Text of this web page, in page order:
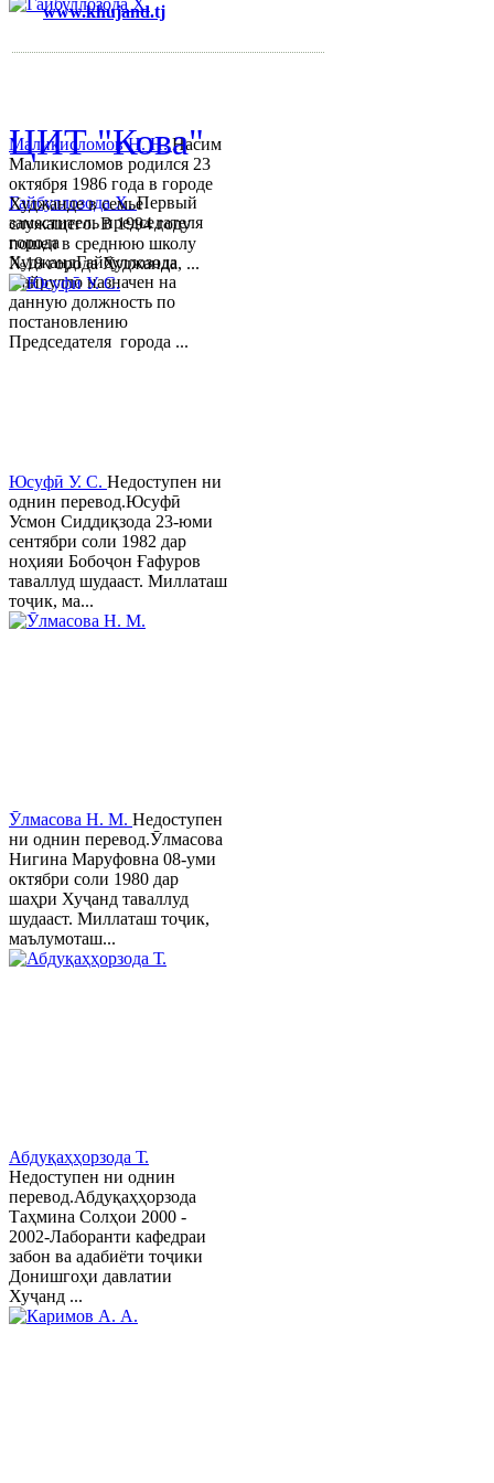
Гайбуллозода Х.Первый
заместитель председателя
города
ХуджандГайбуллозода
Хайрулло назначен на
данную должность по
постановлению
Председателя города ...
Маликисломов Н. Н.Насим
Маликисломов родился 23
октября 1986 года в городе
Худжанде в семье
служащего. В 1994 году
пошел в среднюю школу
№18 города Худжанда, ...
Юсуфӣ У. C. Недоступен ни
однин перевод.Юсуфӣ
Усмон Сиддиқзода 23-юми
сентябри соли 1982 дар
ноҳияи Бобоҷон Ғафуров
таваллуд шудааст. Миллаташ
тоҷик, ма...
Ӯлмасова Н. М. Недоступен
ни однин перевод.Ӯлмасова
Нигина Маруфовна 08-уми
октябри соли 1980 дар
шаҳри Хуҷанд таваллуд
шудааст. Миллаташ тоҷик,
маълумоташ...
Абдуқаҳҳорзода Т.
Недоступен ни однин
перевод.Абдуқаҳҳорзода
Таҳмина Солҳои 2000 -
2002-Лаборанти кафедраи
забон ва адабиёти тоҷики
Донишгоҳи давлатии
Хуҷанд ...
www.khujand.tj
ЦИТ "Кова"